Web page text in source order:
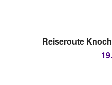
Reiseroute